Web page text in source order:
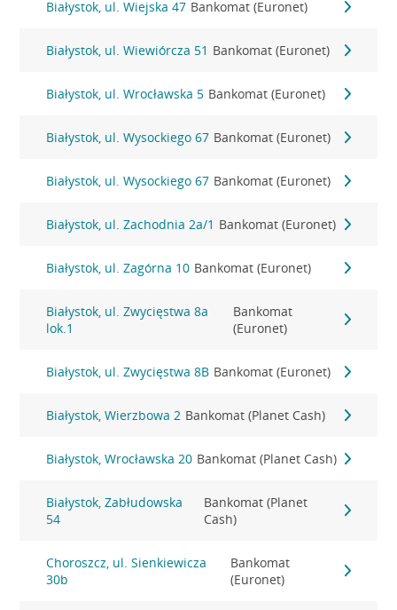
Białystok, ul. Wiejska 47 Bankomat (Euronet)
Białystok, ul. Wiewiórcza 51 Bankomat (Euronet)
Białystok, ul. Wrocławska 5 Bankomat (Euronet)
Białystok, ul. Wysockiego 67 Bankomat (Euronet)
Białystok, ul. Wysockiego 67 Bankomat (Euronet)
Białystok, ul. Zachodnia 2a/1 Bankomat (Euronet)
Białystok, ul. Zagórna 10 Bankomat (Euronet)
Białystok, ul. Zwycięstwa 8a
lok.1
Bankomat
(Euronet)
Białystok, ul. Zwycięstwa 8B Bankomat (Euronet)
Białystok, Wierzbowa 2 Bankomat (Planet Cash)
Białystok, Wrocławska 20 Bankomat (Planet Cash)
Białystok, Zabłudowska
54
Bankomat (Planet
Cash)
Choroszcz, ul. Sienkiewicza
30b
Bankomat
(Euronet)